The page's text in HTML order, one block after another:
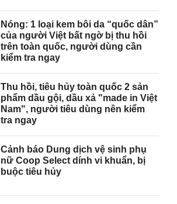
Nóng: 1 loại kem bôi da “quốc dân”
của người Việt bất ngờ bị thu hồi
trên toàn quốc, người dùng cần
kiểm tra ngay
Thu hồi, tiêu hủy toàn quốc 2 sản
phẩm dầu gội, dầu xả "made in Việt
Nam", người tiêu dùng nên kiểm
tra ngay
Cảnh báo Dung dịch vệ sinh phụ
nữ Coop Select dính vi khuẩn, bị
buộc tiêu hủy